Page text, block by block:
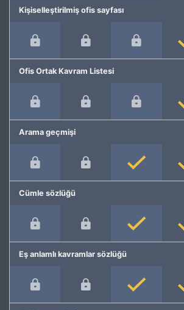
Kişiselleştirilmiş ofis sayfası
Ofis Ortak Kavram Listesi
Arama geçmişi
Cümle sözlüğü
Eş anlamlı kavramlar sözlüğü